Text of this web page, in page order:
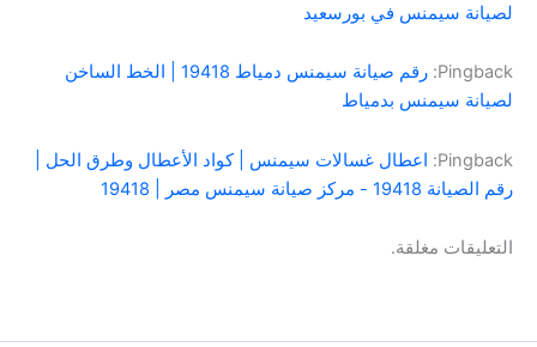
لصيانة سيمنس في بورسعيد
Pingback:
رقم صيانة سيمنس دمياط 19418 | الخط الساخن
لصيانة سيمنس بدمياط
Pingback: اعطال غسالات سيمنس | كواد الأعطال وطرق الحل |
رقم الصيانة 19418 - مركز صيانة سيمنس مصر | 19418
التعليقات مغلقة.